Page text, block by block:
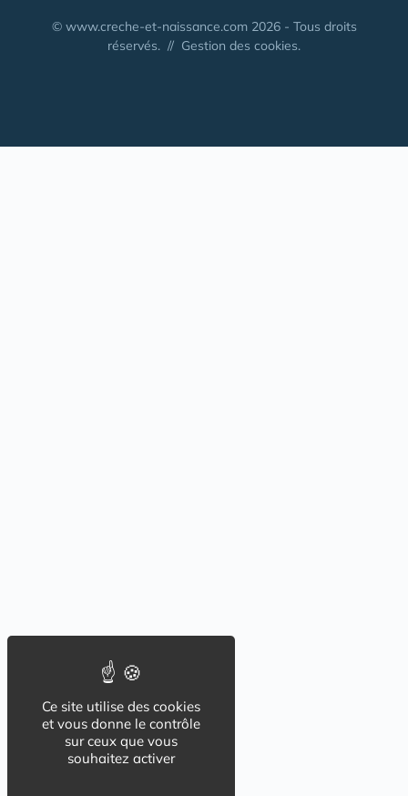
© www.creche-et-naissance.com 2026 - Tous droits
réservés. // Gestion des cookies.
Ce site utilise des cookies
et vous donne le contrôle
sur ceux que vous
souhaitez activer